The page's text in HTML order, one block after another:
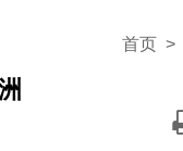
首页 >